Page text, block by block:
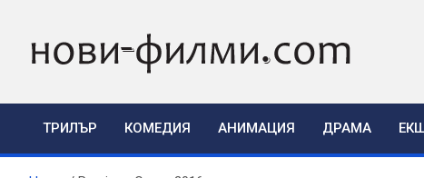
content
ТРИЛЪР КОМЕДИЯ АНИМАЦИЯ ДРАМА